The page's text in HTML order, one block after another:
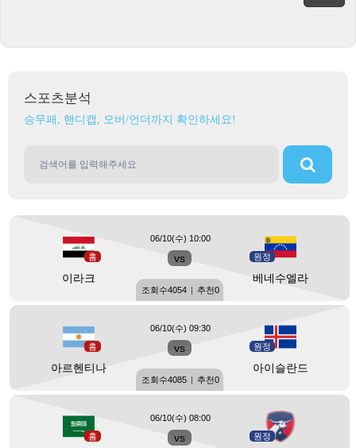
스포츠분석
승무패, 핸디캡, 오버/언더까지 확인하세요!
홈
이라크
vs 원정
베네수엘라
06/10(수) 10:00
조회수4054 | 추천0
홈
아르헨티나
vs 원정
아이슬란드
06/10(수) 09:30
조회수4085 | 추천0
홈 vs 원정
06/10(수) 08:00